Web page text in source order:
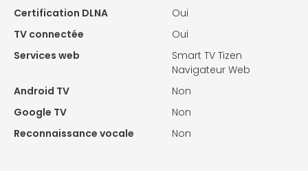
Certification DLNA
Oui
TV connectée
Oui
Services web
Smart TV Tizen
Navigateur Web
Android TV
Non
Google TV
Non
Reconnaissance vocale
Non